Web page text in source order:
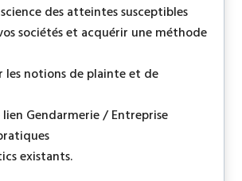
des atteintes susceptibles
sociétés et acquérir une méthode
notions de plainte et de
Gendarmerie / Entreprise
existants.